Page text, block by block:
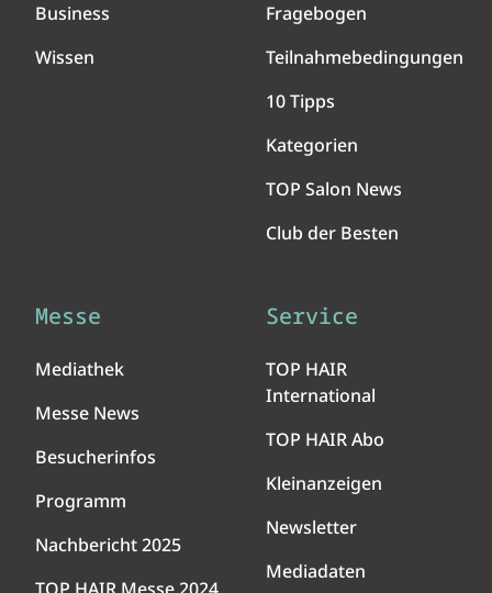
Business
Wissen
Fragebogen
Teilnahmebedingungen
10 Tipps
Kategorien
TOP Salon News
Club der Besten
Messe
Mediathek
Messe News
Besucherinfos
Programm
Nachbericht 2025
Service
TOP HAIR
International
TOP HAIR Abo
Kleinanzeigen
Newsletter
Mediadaten